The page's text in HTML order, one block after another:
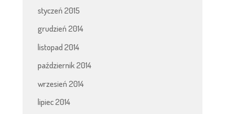
styczeń 2015
grudzień 2014
listopad 2014
październik 2014
wrzesień 2014
lipiec 2014